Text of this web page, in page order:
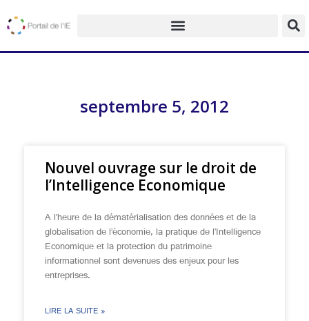
septembre 5, 2012
Nouvel ouvrage sur le droit de
l’Intelligence Economique
A l’heure de la dématérialisation des données et de la
globalisation de l’économie, la pratique de l’Intelligence
Economique et la protection du patrimoine
informationnel sont devenues des enjeux pour les
entreprises.
LIRE LA SUITE »